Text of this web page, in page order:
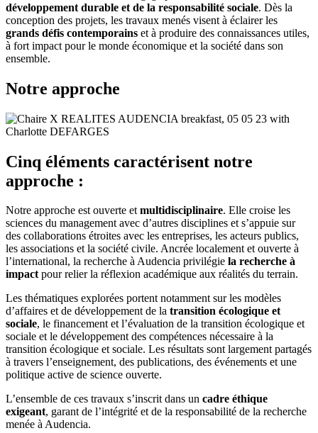
développement durable et de la responsabilité sociale. Dès la
conception des projets, les travaux menés visent à éclairer les
grands défis contemporains et à produire des connaissances utiles,
à fort impact pour le monde économique et la société dans son
ensemble.
Notre approche
Cinq éléments caractérisent notre
approche :
Notre approche est ouverte etmultidisciplinaire. Elle croise les
sciences du management avec d’autres disciplines et s’appuie sur
des collaborations étroites avec les entreprises, les acteurs publics,
les associations et la société civile. Ancrée localement et ouverte à
l’international, la recherche à Audencia privilégie la recherche à
impactpour relier la réflexion académique aux réalités du terrain.
Les thématiques explorées portent notamment sur les modèles
d’affaires et de développement de la transition écologique et
sociale, le financement et l’évaluation de la transition écologique et
sociale et le développement des compétences nécessaire à la
transition écologique et sociale. Les résultats sont largement partagés
à travers l’enseignement, des publications, des événements et une
politique active de science ouverte.
L’ensemble de ces travaux s’inscrit dans un cadre éthique
exigeant, garant de l’intégrité et de la responsabilité de la recherche
menée à Audencia.